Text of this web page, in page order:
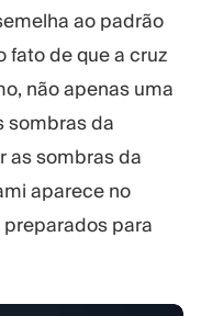
ao padrão
fato de que a cruz
não apenas uma
sombras da
as sombras da
aparece no
para